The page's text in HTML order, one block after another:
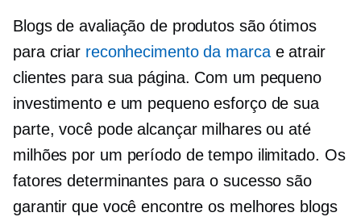
Blogs de avaliação de produtos são ótimos
para criar reconhecimento da marcae atrair
clientes para sua página. Com um pequeno
investimento e um pequeno esforço de sua
parte, você pode alcançar milhares ou até
milhões por um período de tempo ilimitado. Os
fatores determinantes para o sucesso são
garantir que você encontre os melhores blogs